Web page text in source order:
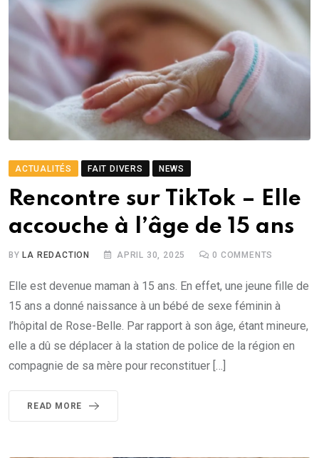
ACTUALITÉS FAIT DIVERS NEWS
Rencontre sur TikTok – Elle
accouche à l’âge de 15 ans
BY LA REDACTION APRIL 30, 2025 0 COMMENTS
Elle est devenue maman à 15 ans. En effet, une jeune fille de
15 ans a donné naissance à un bébé de sexe féminin à
l’hôpital de Rose-Belle. Par rapport à son âge, étant mineure,
elle a dû se déplacer à la station de police de la région en
compagnie de sa mère pour reconstituer […]
READ MORE